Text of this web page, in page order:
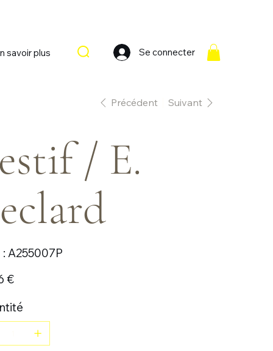
savoir plus Se connecter
Précédent Suivant
/ E.
SKU
A255007P
A255007P
€